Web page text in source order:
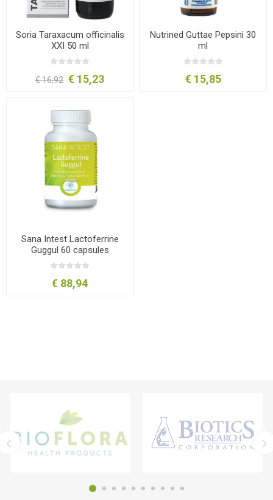
Soria Taraxacum officinalis
XXI 50 ml
€ 16,92 € 15,23
Nutrined Guttae Pepsini 30
ml
€ 15,85
Sana Intest Lactoferrine
Guggul 60 capsules
€ 88,94